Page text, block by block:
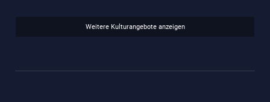
Weitere Kulturangebote anzeigen